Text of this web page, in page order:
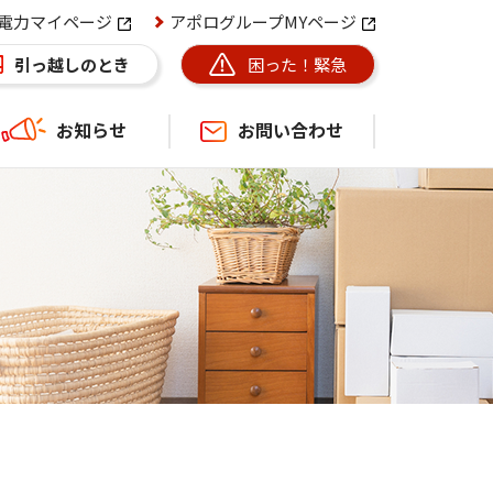
力マイページ
アポログループMYページ
引っ越しのとき
困った！緊急
お知らせ お問い合わせ